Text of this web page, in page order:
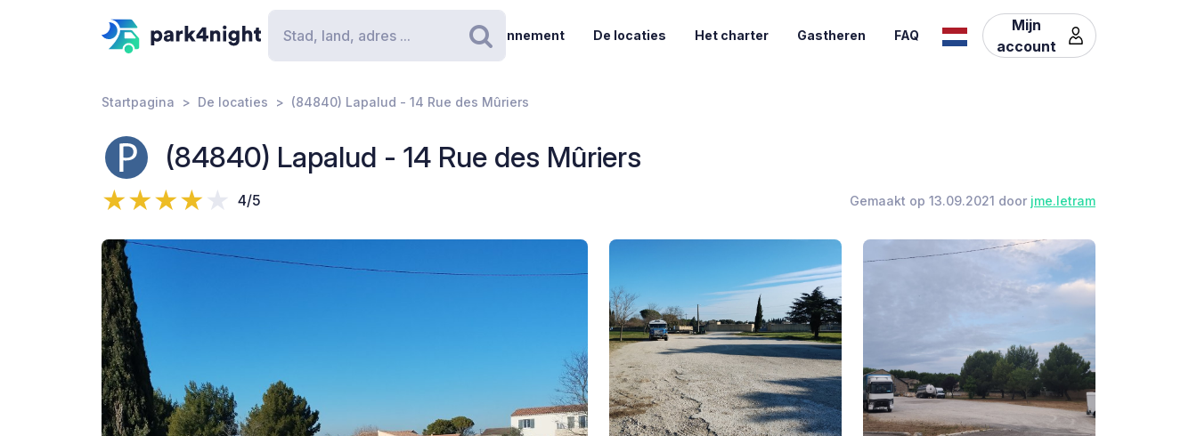
Zoeken
Abonnement De locaties Het charter Gastheren FAQ
Mijn
account
Startpagina De locaties (84840) Lapalud - 14 Rue des Mûriers
(84840) Lapalud - 14 Rue des Mûriers
4/5 Gemaakt op 13.09.2021 door jme.letram